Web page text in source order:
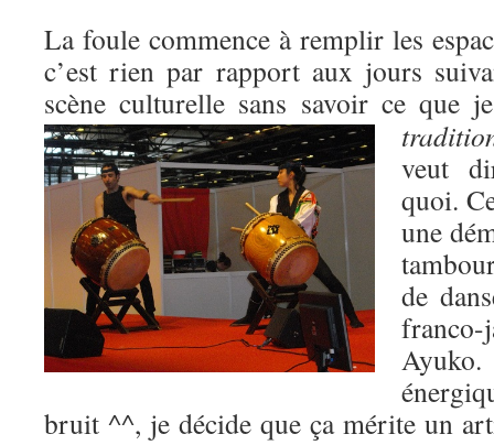
La foule commence à remplir les
c’est rien par rapport aux jours
scène culturelle sans savoir ce
veut
quoi.
une
de
bruit ^^, je décide que ça mérite un